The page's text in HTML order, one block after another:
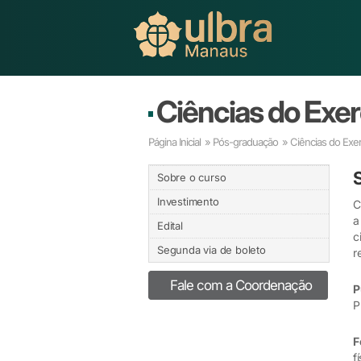
Ciências do
Página Inicial » Pós-graduação » Ciências do
Sobre o curso
Investimento
Edital
Segunda via de boleto
Fale com a Coordenação